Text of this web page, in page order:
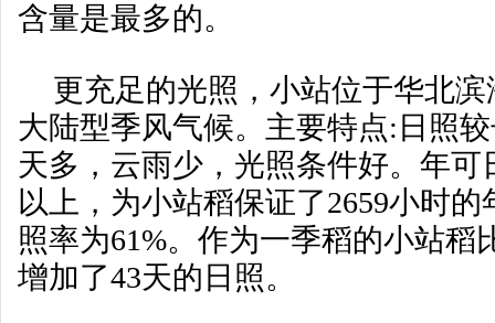
含量是最多的。
更充足的光照，小站位于华北
大陆型季风气候。主要特点:日照
天多，云雨少，光照条件好。年可
以上，为小站稻保证了2659小时
照率为61%。作为一季稻的小站稻
增加了43天的日照。